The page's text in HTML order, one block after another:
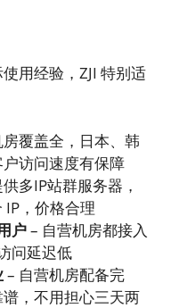
用经验，ZJI 特别适
覆盖全，日本、韩
访问速度有保障
多IP站群服务器，
IP，价格合理
户– 自营机房都接入
问延迟低
– 自营机房配备完
，不用担心三天两